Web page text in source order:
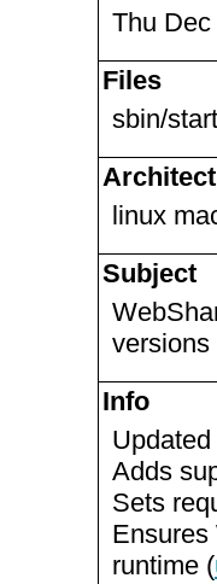
Thu
Files
sbin/
linux
Subject
versions
Info
Adds
Sets
Ensures
runtime (